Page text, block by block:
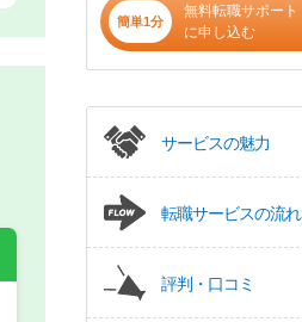
簡単1分
無料転職サポート
に申し込む
サービスの魅力
転職サービスの流れ
評判・口コミ